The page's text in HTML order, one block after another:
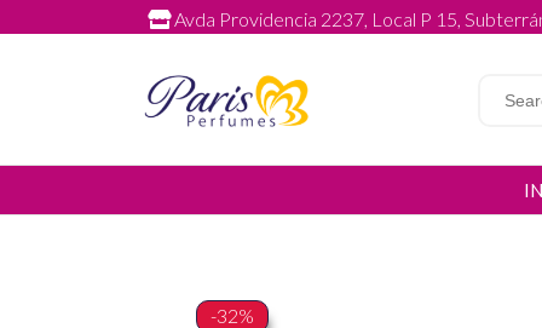
Avda Providencia 2237, Local P 15,
-32%